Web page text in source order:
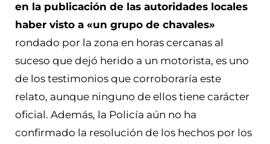
en la publicación de las autoridades locales
haber visto a «un grupo de chavales»
rondado por la zona en horas cercanas al
suceso que dejó herido a un motorista, es uno
de los testimonios que corroboraría este
relato, aunque ninguno de ellos tiene carácter
oficial. Además, la Policía aún no ha
confirmado la resolución de los hechos por los